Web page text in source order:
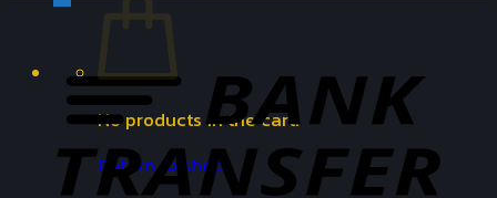
No products in the cart.
Return to shop